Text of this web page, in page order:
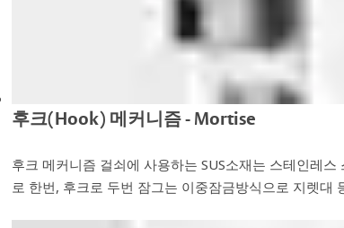
후크(Hook) 메커니즘 - Mortise
후크 메커니즘 걸쇠에 사용하는 SUS소재는 스테인레
로 한번, 후크로 두번 잠그는 이중잠금방식으로 지렛대